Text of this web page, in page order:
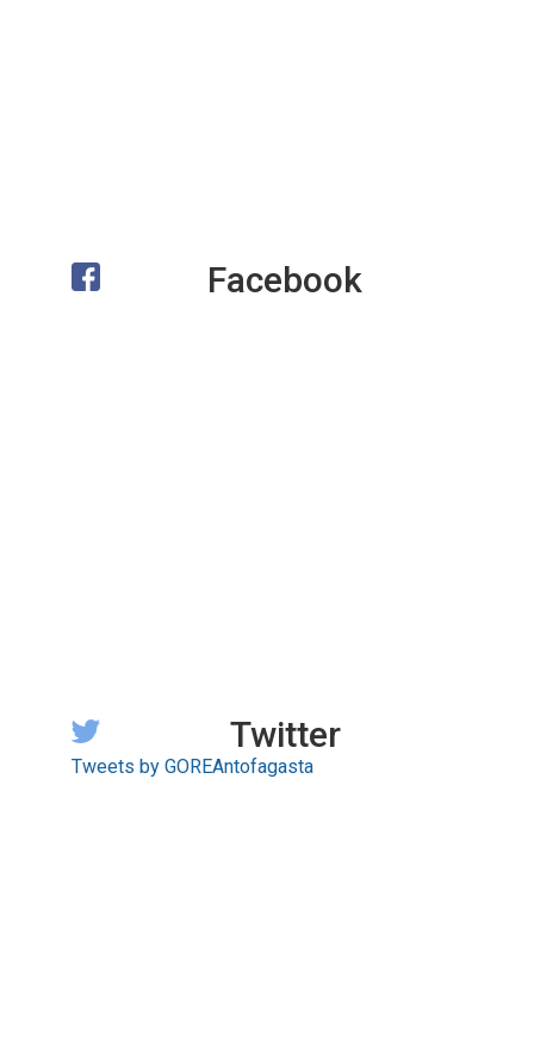
Facebook
Twitter
Tweets by GOREAntofagasta